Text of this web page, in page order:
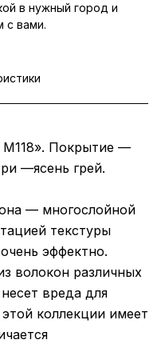
в нужный город и
с вами.
М118». Покрытие —
—ясень грей.
— многослойной
текстуры
эффектно.
волокон различных
вреда для
коллекции имеет